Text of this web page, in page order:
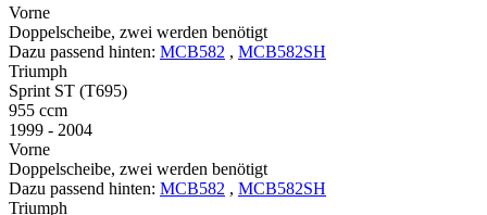
Vorne
Doppelscheibe, zwei werden benötigt
Dazu passend hinten: MCB582 , MCB582SH
Triumph
Sprint ST (T695)
955 ccm
1999 - 2004
Vorne
Doppelscheibe, zwei werden benötigt
Dazu passend hinten: MCB582 , MCB582SH
Triumph